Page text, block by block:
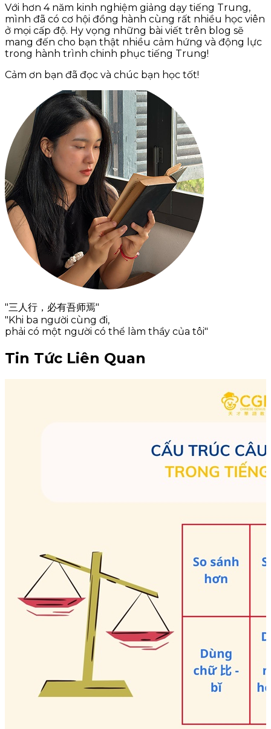
Với hơn 4 năm kinh nghiệm giảng dạy tiếng Trung,
mình đã có cơ hội đồng hành cùng rất nhiều học viên
ở mọi cấp độ. Hy vọng những bài viết trên blog sẽ
mang đến cho bạn thật nhiều cảm hứng và động lực
trong hành trình chinh phục tiếng Trung!
Cảm ơn bạn đã đọc và chúc bạn học tốt!
"三人行，必有吾师焉"
"Khi ba người cùng đi,
phải có một người có thể làm thầy của tôi"
Tin Tức Liên Quan